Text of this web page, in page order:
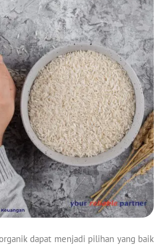
dapat menjadi pilihan yang baik